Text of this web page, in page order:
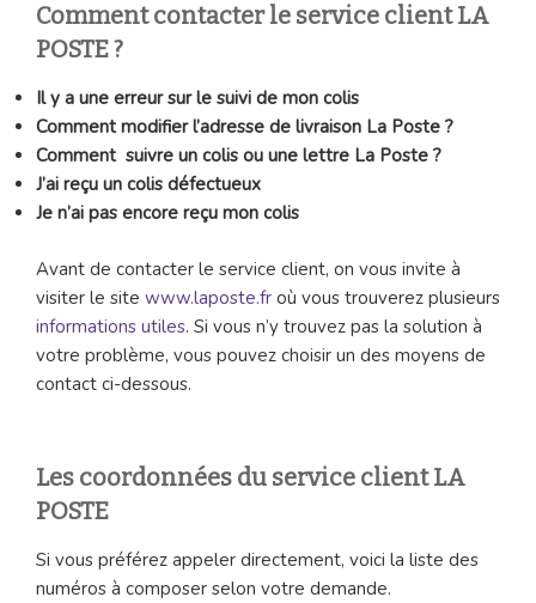
Comment contacter le service client LA
POSTE ?
Il y a une erreur sur le suivi de mon colis
Comment modifier l’adresse de livraison La Poste ?
Comment suivre un colis ou une lettre La Poste ?
J’ai reçu un colis défectueux
Je n’ai pas encore reçu mon colis
Avant de contacter le service client, on vous invite à
visiter le site www.laposte.fr où vous trouverez plusieurs
informations utiles. Si vous n’y trouvez pas la solution à
votre problème, vous pouvez choisir un des moyens de
contact ci-dessous.
Les coordonnées du service client LA
POSTE
Si vous préférez appeler directement, voici la liste des
numéros à composer selon votre demande.